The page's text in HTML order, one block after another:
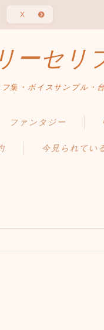
X
ーセリ
集・ボイスサンプル・
ファンタジー
今見られてい